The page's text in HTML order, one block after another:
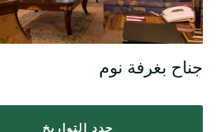
جناح بغرفة نوم
حدد التواريخ